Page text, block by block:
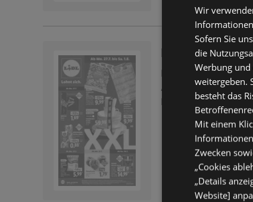
Lidl:
Prospekt nicht
Abgelaufen am:
Entfernt: 1,62 km
Wir
Sofern Sie
die
Werbung
weitergeben.
besteht das
Mit einem
Zwecken
„Cookies
„Details
Website]